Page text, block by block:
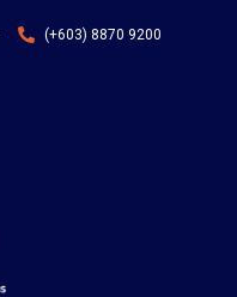
(+603) 8870 9200